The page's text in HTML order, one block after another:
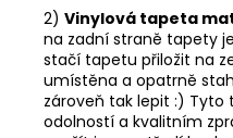
2) Vinylová tapeta
na zadní straně tapety
stačí tapetu přiložit na
umístěna a opatrně
zároveň tak lepit :) Tyto
odolností a kvalitním